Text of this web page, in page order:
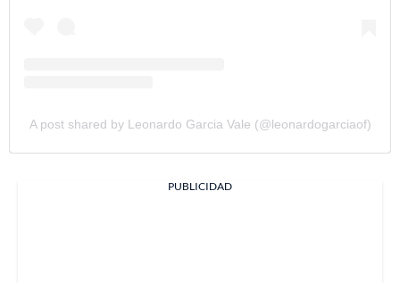
A post shared by Leonardo Garcia Vale (@leonardogarciaof)
PUBLICIDAD